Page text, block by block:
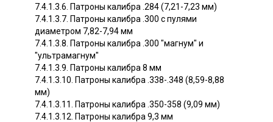
7.4.1.3.6. Патроны калибра .284 (7,21-7,23 мм)
7.4.1.3.7. Патроны калибра .300 с пулями
диаметром 7,82-7,94 мм
7.4.1.3.8. Патроны калибра .300 "магнум" и
"ультрамагнум"
7.4.1.3.9. Патроны калибра 8 мм
7.4.1.3.10. Патроны калибра .338-.348 (8,59-8,88
мм)
7.4.1.3.11. Патроны калибра .350-358 (9,09 мм)
7.4.1.3.12. Патроны калибра 9,3 мм